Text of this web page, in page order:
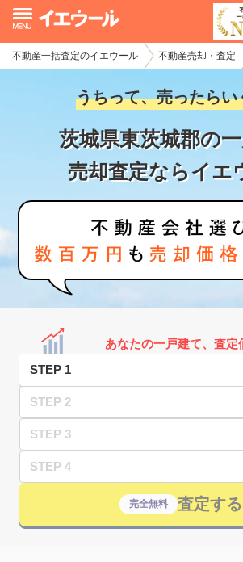
不動産一括査定のイエウール 不動産売却・査定
うちって、売ったらい
茨城県東茨城郡の
売却査定ならイエ
あなたの一戸建て、査定
STEP 1
STEP 2
STEP 3
STEP 4
完全無料 査定する
イエウール加盟希望の不動産会社様
初めての方へ
不動産売却の流れ
不動産の売却・一括査定
家査定シミュレーター
お問い合わせ